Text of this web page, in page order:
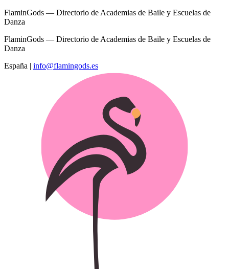
FlaminGods — Directorio de Academias de Baile y Escuelas de
Danza
FlaminGods — Directorio de Academias de Baile y Escuelas de
Danza
España | info@flamingods.es